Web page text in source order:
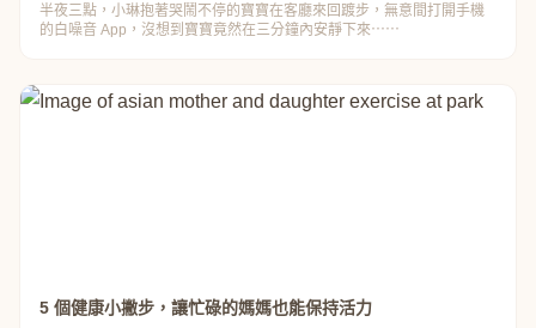
半夜三點，小琳抱著哭鬧不停的寶寶在客廳來回踱步，無意間打開手機
的白噪音 App，沒想到寶寶竟然在三分鐘內安靜下來⋯⋯
5 個健康小撇步，讓忙碌的媽媽也能保持活力